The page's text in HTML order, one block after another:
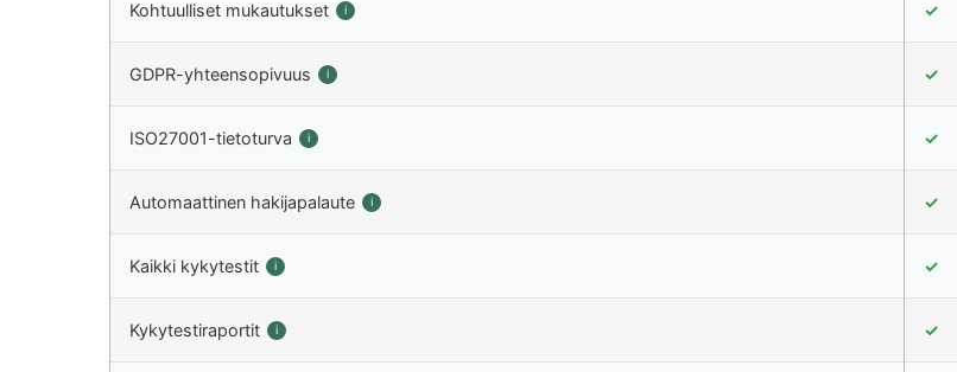
Kohtuulliset mukautukset i ✓
GDPR-yhteensopivuus i ✓
ISO27001-tietoturva i ✓
Automaattinen hakijapalaute i ✓
Kaikki kykytestit i ✓
Kykytestiraportit i ✓